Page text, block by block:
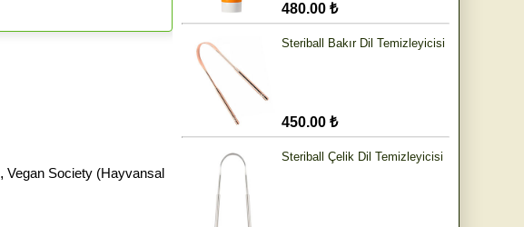
, Vegan Society (Hayvansal
480.00 ₺
Steriball Bakır Dil Temizleyicisi
450.00 ₺
Steriball Çelik Dil Temizleyicisi